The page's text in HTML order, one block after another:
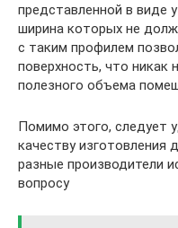
представленной в виде
ширина которых не
с таким профилем
поверхность, что никак
полезного объема
Помимо этого, следует
качеству изготовления
разные производители
вопросу